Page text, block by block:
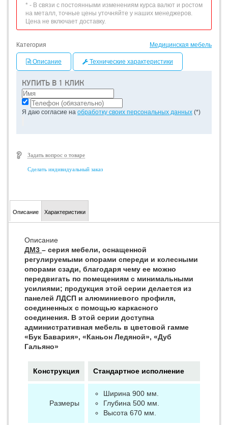
КУПИТЬ В 1 КЛИК
Я даю согласие на обработку своих персональных данных (*)
Задать вопрос о товаре
Сделать индивидуальный заказ
* - В связи с постоянными изменениям курса валют и ростом
на металл, точные цены уточняйте у наших менеджеров.
Цена не включает доставку.
Категория Медицинская мебель
Описание Технические характеристики
Описание Характеристики
Описание
ДМ3 – серия мебели, оснащенной
регулируемыми опорами спереди и колесными
опорами сзади, благодаря чему ее можно
передвигать по помещениям с минимальными
усилиями; продукция этой серии делается из
панелей ЛДСП и алюминиевого профиля,
соединенных с помощью каркасного
соединения. В этой серии доступна
административная мебель в цветовой гамме
«Бук Бавария», «Каньон Ледяной», «Дуб
Гальяно»
Конструкция Стандартное исполнение
Размеры
Ширина 900 мм.
Глубина 500 мм.
Высота 670 мм.